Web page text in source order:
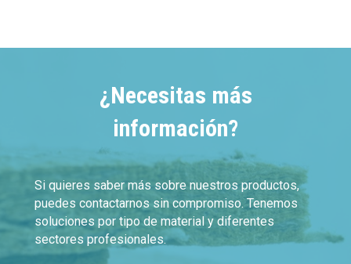
¿Necesitas más
información?
Si quieres saber más sobre nuestros productos,
puedes contactarnos sin compromiso. Tenemos
soluciones por tipo de material y diferentes
sectores profesionales.